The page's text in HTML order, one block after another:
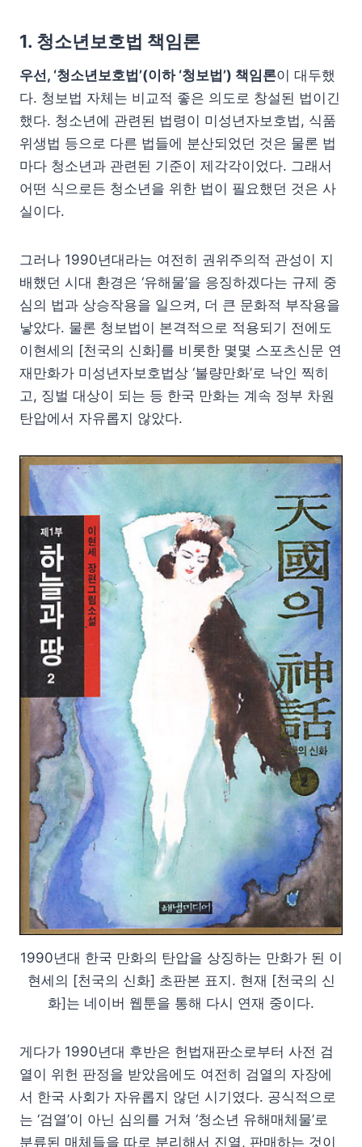
1. 청소년보호법 책임론
우선, ‘청소년보호법’(이하 ‘청보법’) 책임론이 대두했
다. 청보법 자체는 비교적 좋은 의도로 창설된 법이긴
했다. 청소년에 관련된 법령이 미성년자보호법, 식품
위생법 등으로 다른 법들에 분산되었던 것은 물론 법
마다 청소년과 관련된 기준이 제각각이었다. 그래서
어떤 식으로든 청소년을 위한 법이 필요했던 것은 사
실이다.
그러나 1990년대라는 여전히 권위주의적 관성이 지
배했던 시대 환경은 ‘유해물’을 응징하겠다는 규제 중
심의 법과 상승작용을 일으켜, 더 큰 문화적 부작용을
낳았다. 물론 청보법이 본격적으로 적용되기 전에도
이현세의 [천국의 신화]를 비롯한 몇몇 스포츠신문 연
재만화가 미성년자보호법상 ‘불량만화’로 낙인 찍히
고, 징벌 대상이 되는 등 한국 만화는 계속 정부 차원
탄압에서 자유롭지 않았다.
1990년대 한국 만화의 탄압을 상징하는 만화가 된 이
현세의 [천국의 신화] 초판본 표지. 현재 [천국의 신
화]는 네이버 웹툰을 통해 다시 연재 중이다.
게다가 1990년대 후반은 헌법재판소로부터 사전 검
열이 위헌 판정을 받았음에도 여전히 검열의 자장에
서 한국 사회가 자유롭지 않던 시기였다. 공식적으로
는 ‘검열’이 아닌 심의를 거쳐 ‘청소년 유해매체물’로
분류된 매체들을 따로 분리해서 진열, 판매하는 것이